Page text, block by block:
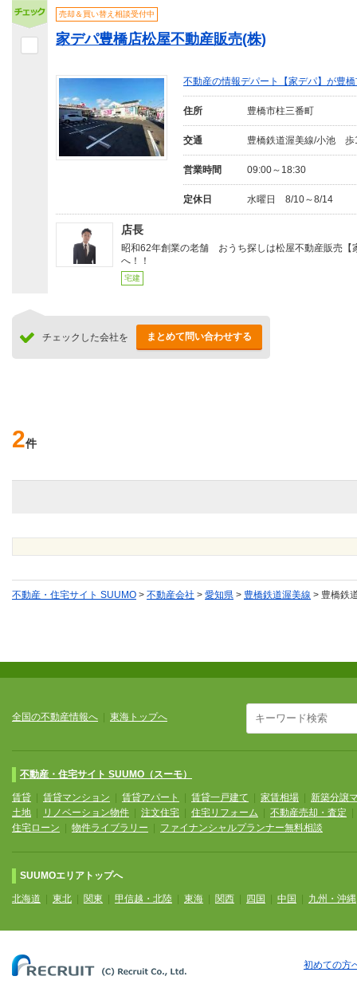
売却＆買い替え相談受付中
家デパ豊橋店松屋不動産販売(株)
不動産の情報デパート【家デパ】が豊
住所 豊橋市柱三番町
交通 豊橋鉄道渥美線/小池 歩
営業時間 09:00～18:30
定休日 水曜日 8/10～8/14
店長
昭和62年創業の老舗 おうち探しは松屋不動産販売【
へ！！
宅建
チェックした会社を まとめて問い合わせする
2件
不動産・住宅サイト SUUMO > 不動産会社 > 愛知県 > 豊橋鉄道渥美線 > 豊橋鉄
全国の不動産情報へ 東海トップへ
不動産・住宅サイト SUUMO（スーモ）
賃貸 賃貸マンション 賃貸アパート 賃貸一戸建て 家賃相場
新築分譲
土地
リノベーション物件 注文住宅 住宅リフォーム 不動産売却・査定
住宅ローン
物件ライブラリー ファイナンシャルプランナー無料相談
SUUMOエリアトップへ
北海道 東北 関東 甲信越・北陸 東海 関西 四国 中国 九州・沖縄
初めての方